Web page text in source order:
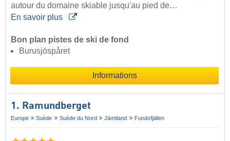
autour du domaine skiable jusqu'au pied de…
En savoir plus
Bon plan pistes de ski de fond
Burusjöspåret
Informations
1. Ramundberget
Europe Suède Suède du Nord Jämtland Funäsfjällen